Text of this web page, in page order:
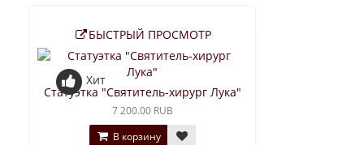
БЫСТРЫЙ ПРОСМОТР
Хит
Статуэтка "Святитель-хирург Лука"
7 200.00 RUB
В корзину